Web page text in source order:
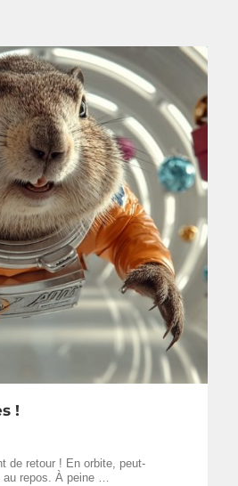
!
de retour ! En orbite, peut-
repos. À peine …